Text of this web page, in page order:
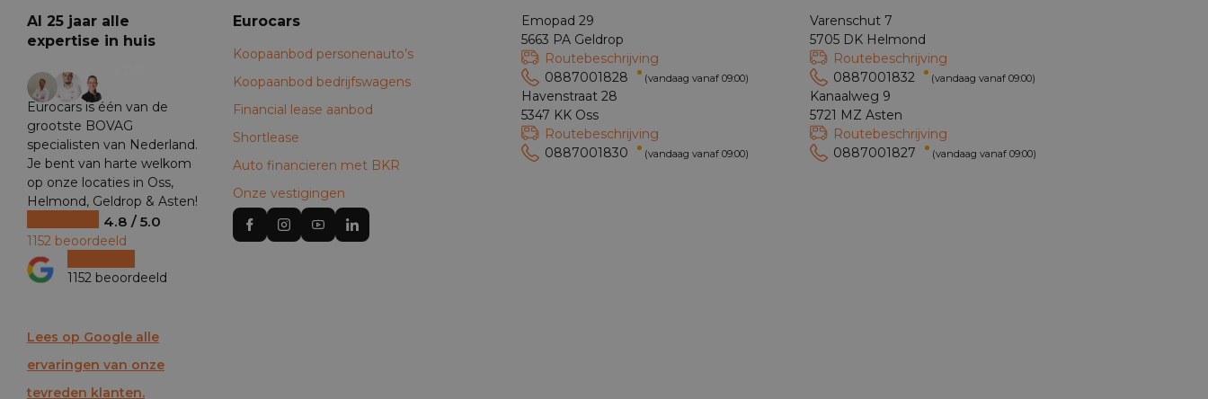
Al 25 jaar alle
expertise in huis
Eurocars is één van de
grootste BOVAG
specialisten van Nederland.
Je bent van harte welkom
op onze locaties in Oss,
Helmond, Geldrop & Asten!
4.8 / 5.0
1152 beoordeeld
1152 beoordeeld
Lees op Google alle
ervaringen van onze
tevreden klanten.
Eurocars
Koopaanbod personenauto’s
Koopaanbod bedrijfswagens
Financial lease aanbod
Shortlease
Auto financieren met BKR
Onze vestigingen
Emopad 29
5663 PA Geldrop
Routebeschrijving
0887001828
(vandaag vanaf 09:00)
Havenstraat 28
5347 KK Oss
Routebeschrijving
0887001830
(vandaag vanaf 09:00)
Varenschut 7
5705 DK Helmond
Routebeschrijving
0887001832
(vandaag vanaf 09:00)
Kanaalweg 9
5721 MZ Asten
Routebeschrijving
0887001827
(vandaag vanaf 09:00)